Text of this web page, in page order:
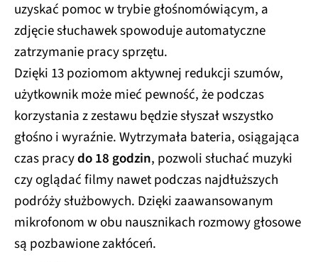
uzyskać pomoc w trybie głośnomówiącym, a
zdjęcie słuchawek spowoduje automatyczne
zatrzymanie pracy sprzętu.
Dzięki 13 poziomom aktywnej redukcji szumów,
użytkownik może mieć pewność, że podczas
korzystania z zestawu będzie słyszał wszystko
głośno i wyraźnie. Wytrzymała bateria, osiągająca
czas pracydo 18 godzin, pozwoli słuchać muzyki
czy oglądać filmy nawet podczas najdłuższych
podróży służbowych. Dzięki zaawansowanym
mikrofonom w obu nausznikach rozmowy głosowe
są pozbawione zakłóceń.